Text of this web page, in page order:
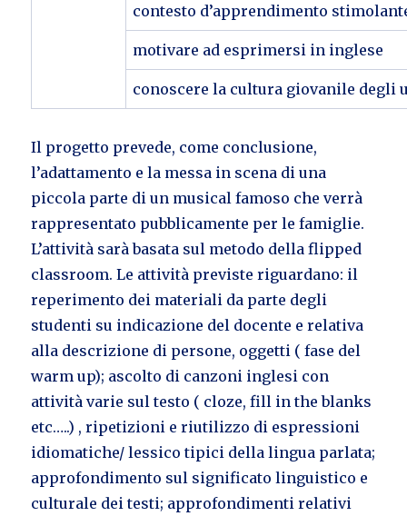
contesto d’apprendimento
motivare ad esprimersi in inglese
conoscere la cultura giovanile degli
Il progetto prevede, come conclusione,
l’adattamento e la messa in scena di una
piccola parte di un musical famoso che verrà
rappresentato pubblicamente per le famiglie.
L’attività sarà basata sul metodo della flipped
classroom. Le attività previste riguardano: il
reperimento dei materiali da parte degli
studenti su indicazione del docente e relativa
alla descrizione di persone, oggetti ( fase del
warm up); ascolto di canzoni inglesi con
attività varie sul testo ( cloze, fill in the blanks
etc…..) , ripetizioni e riutilizzo di espressioni
idiomatiche/ lessico tipici della lingua parlata;
approfondimento sul significato linguistico e
culturale dei testi; approfondimenti relativi